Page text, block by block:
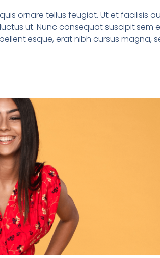
ornare tellus feugiat. Ut et facilisis
ut. Nunc consequat suscipit sem
esque, erat nibh cursus magna,